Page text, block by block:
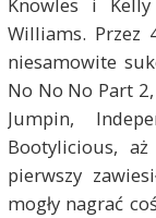
Knowles i
Williams. Przez
niesamowite
No No No Part
Jumpin,
Bootylicious,
pierwszy
mogły nagrać